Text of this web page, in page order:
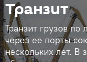
Транзит
Транзит грузов по
через ее порты
нескольких лет. В